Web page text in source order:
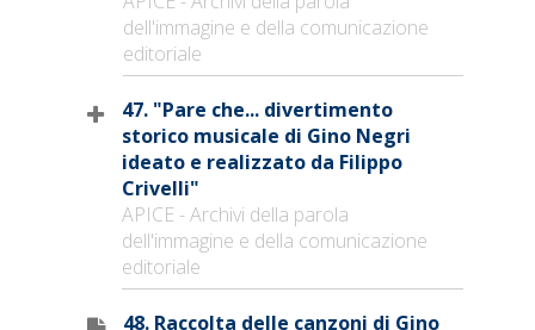
dell'immagine e della comunicazione
editoriale
47. "Pare che... divertimento
storico musicale di Gino Negri
ideato e realizzato da Filippo
Crivelli"
APICE - Archivi della parola
dell'immagine e della comunicazione
editoriale
48. Raccolta delle canzoni di Gino